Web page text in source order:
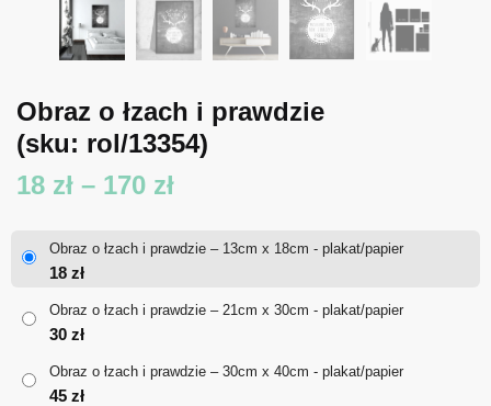
Obraz o łzach i prawdzie
(sku: rol/13354)
18 zł – 170 złZakres
18 zł
Obraz o łzach i prawdzie – 13cm x 18cm - plakat/papier
18 zł
Obraz o łzach i prawdzie – 21cm x 30cm - plakat/papier
30 zł
Obraz o łzach i prawdzie – 30cm x 40cm - plakat/papier
45 zł